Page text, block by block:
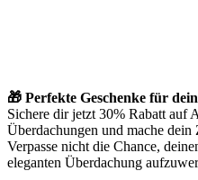
🎁 Perfekte Geschenke für
Sichere dir jetzt 30% Rabatt auf
Überdachungen und mache dein
Verpasse nicht die Chance,
eleganten Überdachung